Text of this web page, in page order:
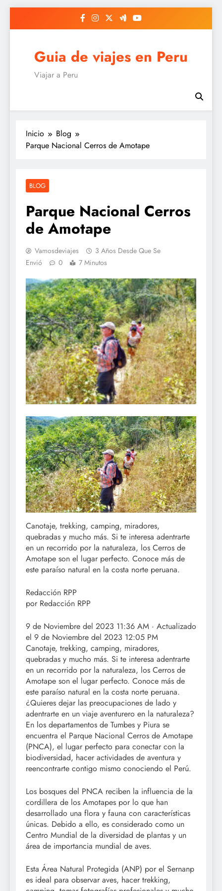
Guia de viajes en Peru
Viajar a Peru
Inicio
Blog
Parque Nacional Cerros de Amotape
BLOG
Parque Nacional Cerros
de Amotape
Vamosdeviajes
3 Años Desde Que Se
Envió
0 7 Minutos
Canotaje, trekking, camping, miradores,
quebradas y mucho más. Si te interesa adentrarte
en un recorrido por la naturaleza, los Cerros de
Amotape son el lugar perfecto. Conoce más de
este paraíso natural en la costa norte peruana.
Redacción RPP
por Redacción RPP
9 de Noviembre del 2023 11:36 AM · Actualizado
el 9 de Noviembre del 2023 12:05 PM
Canotaje, trekking, camping, miradores,
quebradas y mucho más. Si te interesa adentrarte
en un recorrido por la naturaleza, los Cerros de
Amotape son el lugar perfecto. Conoce más de
este paraíso natural en la costa norte peruana.
¿Quieres dejar las preocupaciones de lado y
adentrarte en un viaje aventurero en la naturaleza?
En los departamentos de Tumbes y Piura se
encuentra el Parque Nacional Cerros de Amotape
(PNCA), el lugar perfecto para conectar con la
biodiversidad, hacer actividades de aventura y
reencontrarte contigo mismo conociendo el Perú.
Los bosques del PNCA reciben la influencia de la
cordillera de los Amotapes por lo que han
desarrollado una flora y fauna con características
únicas. Debido a ello, es considerado como un
Centro Mundial de la diversidad de plantas y un
área de importancia mundial de aves.
Esta Área Natural Protegida (ANP) por el Sernanp
es ideal para observar aves, hacer trekking,